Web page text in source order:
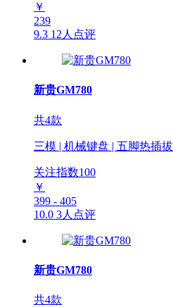
￥
239
9.3 12人点评
新贵GM780
共4款
三模 | 机械键盘 | 五脚热插拔
关注指数100
￥
399 - 405
10.0 3人点评
新贵GM780
共4款